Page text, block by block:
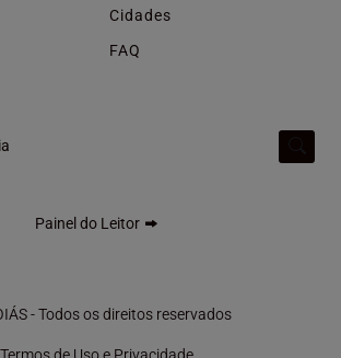
Cidades
FAQ
Painel do Leitor
- Todos os direitos reservados
para melhorar sua experiência